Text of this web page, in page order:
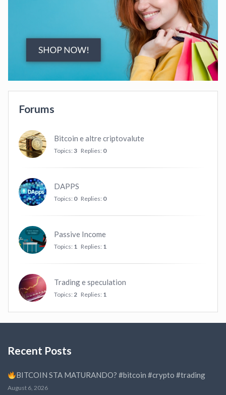
Forums
Bitcoin e altre criptovalute
Topics: 3 Replies: 0
DAPPS
Topics: 0 Replies: 0
Passive Income
Topics: 1 Replies: 1
Trading e speculation
Topics: 2 Replies: 1
Recent Posts
BITCOIN STA MATURANDO? #bitcoin #crypto #trading
August 6, 2026